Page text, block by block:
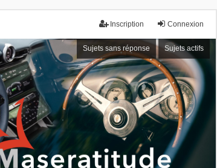
Connexion
Inscription
Sujets sans réponse Sujets actifs